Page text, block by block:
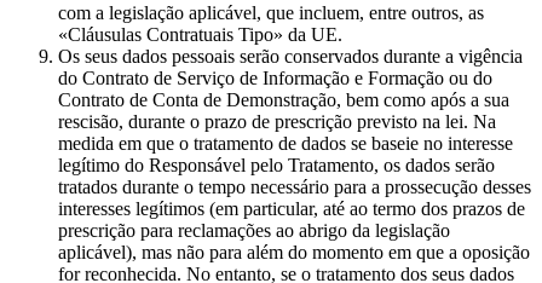
com a legislação aplicável, que incluem, entre outros, as
«Cláusulas Contratuais Tipo» da UE.
Os seus dados pessoais serão conservados durante a vigência
do Contrato de Serviço de Informação e Formação ou do
Contrato de Conta de Demonstração, bem como após a sua
rescisão, durante o prazo de prescrição previsto na lei. Na
medida em que o tratamento de dados se baseie no interesse
legítimo do Responsável pelo Tratamento, os dados serão
tratados durante o tempo necessário para a prossecução desses
interesses legítimos (em particular, até ao termo dos prazos de
prescrição para reclamações ao abrigo da legislação
aplicável), mas não para além do momento em que a oposição
for reconhecida. No entanto, se o tratamento dos seus dados